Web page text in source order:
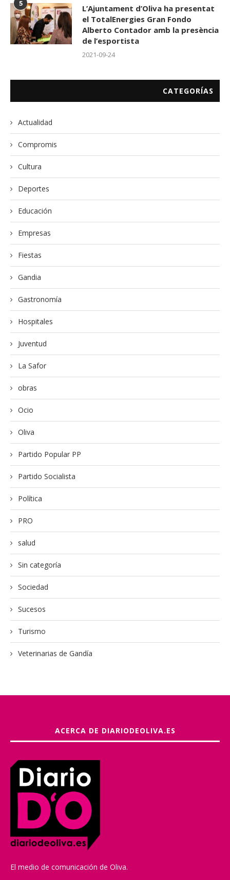
5
L’Ajuntament d’Oliva ha presentat
el TotalEnergies Gran Fondo
Alberto Contador amb la presència
de l’esportista
2021-09-24
CATEGORÍAS
Actualidad
Compromis
Cultura
Deportes
Educación
Empresas
Fiestas
Gandia
Gastronomía
Hospitales
Juventud
La Safor
obras
Ocio
Oliva
Partido Popular PP
Partido Socialista
Política
PRO
salud
Sin categoría
Sociedad
Sucesos
Turismo
Veterinarias de Gandía
ACERCA DE DIARIODEOLIVA.ES
El medio de comunicación de Oliva.